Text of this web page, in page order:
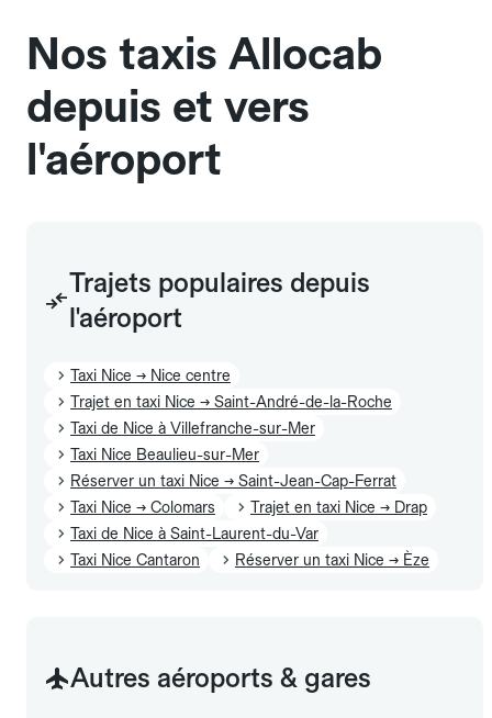
Nos taxis Allocab
depuis et vers
l'aéroport
Trajets populaires depuis
l'aéroport
Taxi Nice → Nice centre
Trajet en taxi Nice → Saint-André-de-la-Roche
Taxi de Nice à Villefranche-sur-Mer
Taxi Nice Beaulieu-sur-Mer
Réserver un taxi Nice → Saint-Jean-Cap-Ferrat
Taxi Nice → Colomars
Trajet en taxi Nice → Drap
Taxi de Nice à Saint-Laurent-du-Var
Taxi Nice Cantaron
Réserver un taxi Nice → Èze
Autres aéroports & gares